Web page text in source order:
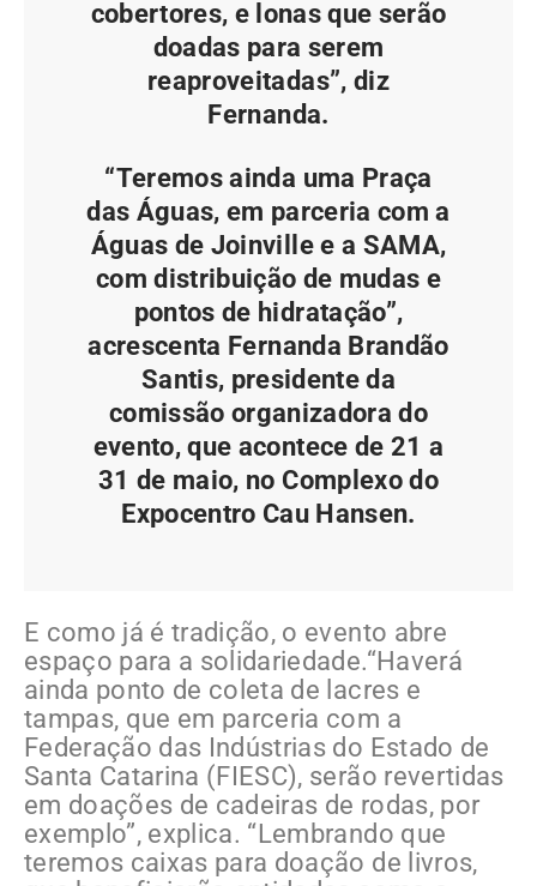
cobertores, e lonas que serão
doadas para serem
reaproveitadas”, diz
Fernanda.
“Teremos ainda uma Praça
das Águas, em parceria com a
Águas de Joinville e a SAMA,
com distribuição de mudas e
pontos de hidratação”,
acrescenta Fernanda Brandão
Santis, presidente da
comissão organizadora do
evento, que acontece de 21 a
31 de maio, no Complexo do
Expocentro Cau Hansen.
E como já é tradição, o evento abre
espaço para a solidariedade.“Haverá
ainda ponto de coleta de lacres e
tampas, que em parceria com a
Federação das Indústrias do Estado de
Santa Catarina (FIESC), serão revertidas
em doações de cadeiras de rodas, por
exemplo”, explica. “Lembrando que
teremos caixas para doação de livros,